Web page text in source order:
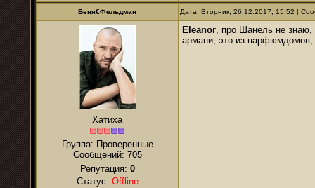
Беня€Фельдман Дата: Вторник, 26.12.2017, 15:52 |
Хатиха
Группа: Проверенные
Сообщений: 705
Репутация: 0
Статус: Offline
Eleanor, про Шанель не знаю,
армани, это из парфюмдомов,